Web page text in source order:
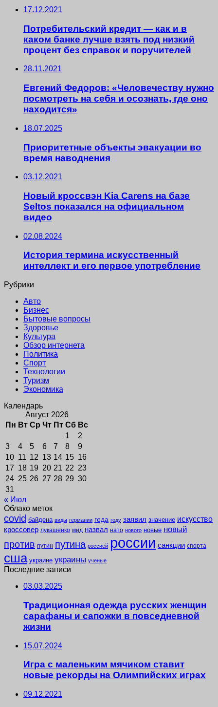
17.12.2021
Потребительский кредит — как и в
каком банке лучше взять под низкий
процент без справок и поручителей
28.11.2021
Евгений Федоров: «Человечеству нужно
посмотреть на себя и осознать, где оно
находится»
18.07.2025
Приоритетные объекты эвакуации во
время наводнения
03.12.2021
Новый кроссвэн Kia Carens на базе
Seltos показался на официальном
видео
02.08.2024
История термина искусственный
интеллект и его первое употребление
Рубрики
Авто
Бизнес
Бытовые вопросы
Здоровье
Культура
Обзор интернета
Политика
Спорт
Технологии
Туризм
Экономика
Календарь
Август 2026
Пн Вт Ср Чт Пт Сб Вс
1
2
3
4 5 6 7 8
9
10 11 12 13 14 15 16
17 18 19 20 21 22 23
24 25 26 27 28 29 30
31
« Июл
Облако меток
covid байдена виды германии года году заявил значение искусство
кроссовер лукашенко мид назвал нато нового новые новый
против путин путина россией россии санкции спорта
сша украине украины ученые
Последние записи
03.03.2025
Традиционная одежда русских женщин
сарафаны и сапожки в повседневной
жизни
15.07.2024
Игра с маленьким мячиком ставит
новые рекорды на Олимпийских играх
09.12.2021